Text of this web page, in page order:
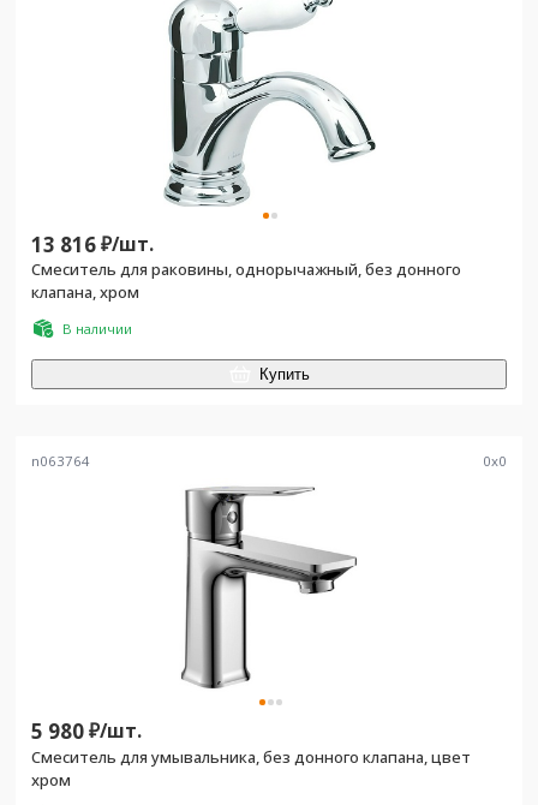
13 816₽/шт.
Смеситель для раковины, однорычажный, без донного
клапана, хром
В наличии
Купить
n063764 0x0
5 980₽/шт.
Смеситель для умывальника, без донного клапана, цвет
хром